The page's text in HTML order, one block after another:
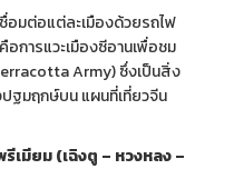
อมต่อแต่ละเมืองด้วยรถไฟ
การแวะเมืองซีอานเพื่อชม
Army) ซึ่งเป็นสิ่ง
ฐมฤกษ์บน แผนที่เที่ยวจีน
รีเมียม(เฉิงตู – หวงหลง–